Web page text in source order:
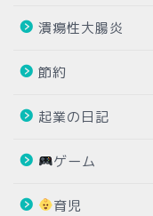
潰瘍性大腸炎
節約
起業の日記
ゲーム
育児